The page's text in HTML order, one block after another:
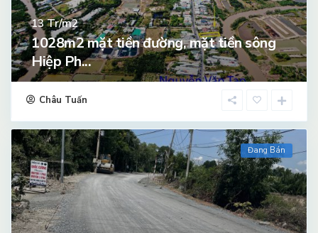
13Tr/m2
1028m2 mặt tiền đường, mặt tiền sông
Hiệp Ph...
Châu Tuấn
Đang Bán